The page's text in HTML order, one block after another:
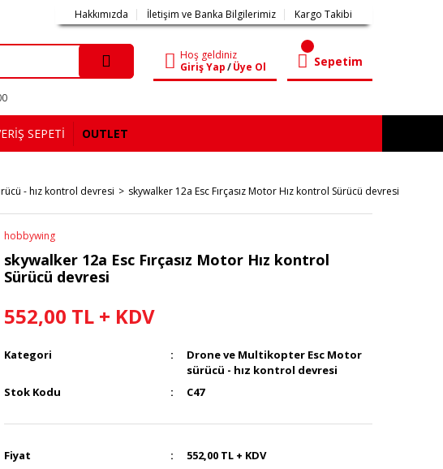
Hakkımızda İletişim ve Banka Bilgilerimiz Kargo Takibi
Hoş geldiniz
Giriş Yap/Üye Ol Sepetim
SEPETİ OUTLET
- hız kontrol devresi skywalker 12a Esc Fırçasız Motor Hız kontrol Sürücü devresi
hobbywing
skywalker 12a Esc Fırçasız Motor Hız kontrol
Sürücü devresi
552,00 TL + KDV
Kategori
Drone ve Multikopter Esc Motor
sürücü - hız kontrol devresi
Stok Kodu
C47
Fiyat
552,00 TL + KDV